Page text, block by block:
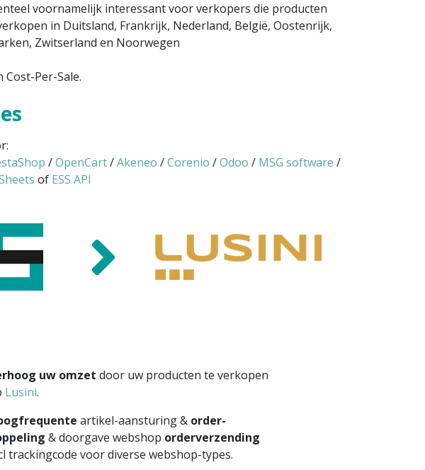
voornamelijk interessant voor verkopers die producten
in Duitsland, Frankrijk, Nederland, België, Oostenrijk,
Zwitserland en Noorwegen
Per-Sale.
/OpenCart/Akeneo /Corenio /Odoo / MSG software /
of ESS API
uw omzet door uw producten te verkopen
Lusini.
artikel-aansturing & order-
& doorgave webshop orderverzending
trackingcode voor diverse webshop-types.